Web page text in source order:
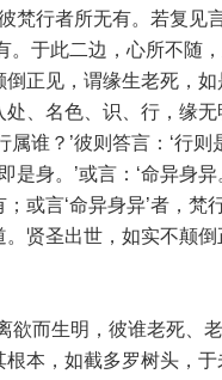
梵行者所无有。若复见
。于此二边，心所不随
正见，谓缘生老死，如
处、名色、识、行，缘无
属谁？’彼则答言：‘行
是身。’或言：‘命异身
或言‘命异身异’者，梵
。贤圣出世，如实不颠
欲而生明，彼谁老死、
根本，如截多罗树头，